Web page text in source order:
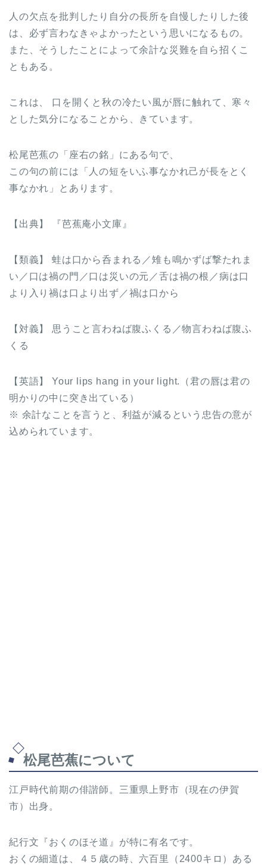
人の欠点を批判したり自分の長所を自慢したりした後
は、必ず言わなきゃよかったという思いになるもの。
また、そうしたことによって余計な災難を自ら招くこ
ともある。
これは、 口を開くと秋の冷たい風が唇に触れて、寒々
とした気分になることから、きています。
松尾芭蕉の「座右の銘」にある句で、
この句の前には「人の短をいふ事なかれ己が長をとく
事なかれ」とあります。
【出典】 『芭蕉庵小文庫』
【類義】 蛙は口から呑まれる／雉も鳴かずば撃たれま
い／口は禍の門／口は災いの元／舌は禍の根／病は口
より入り禍は口より出ず／禍は口から
【対義】 思うこと言わねば腹ふくる／物言わねば腹ふ
くる
【英語】 Your lips hang in your light.（君の唇は君の
明かりの中に突き出ている）
※ 余計なことを言うと、利益が減るという忠告の意が
込められています。
松尾芭蕉について
江戸時代前期の俳諧師。三重県上野市（現在の伊賀
市）出身。
紀行文『おくのほそ道』が特に有名です。
おくの細道は、４５歳の時、六百里（2400キロ）ある